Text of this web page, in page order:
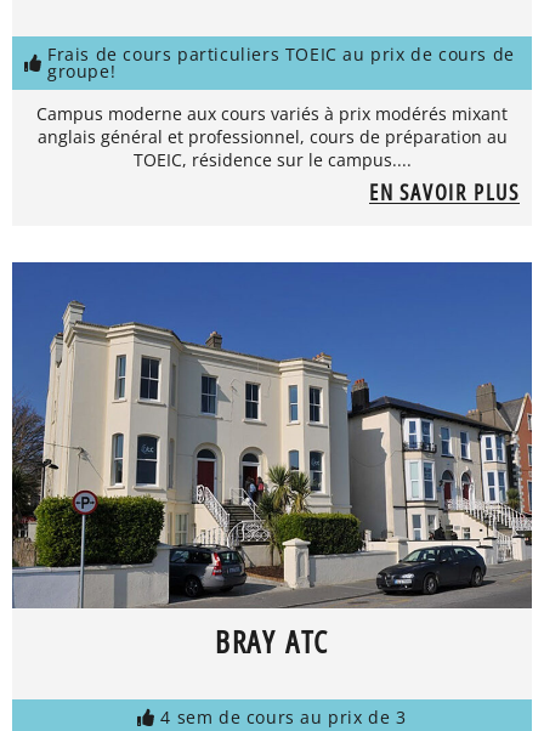
Frais de cours particuliers TOEIC au prix de cours de
groupe!
Campus moderne aux cours variés à prix modérés mixant
anglais général et professionnel, cours de préparation au
TOEIC, résidence sur le campus....
EN SAVOIR PLUS
BRAY ATC
4 sem de cours au prix de 3